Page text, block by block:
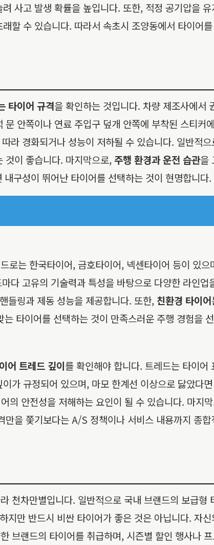
사고 발생 확률을 높입니다. 또한, 적정 공기압을
할 수 있습니다. 따라서 속초시 조양동에서 타이어
타이어 규격을 확인하는 것입니다. 차량 제조사에서
안쪽이나 연료 주입구 덮개 안쪽에 부착된 스티커
라 경화되거나 성능이 저하될 수 있습니다. 일반적
것이 좋습니다. 마지막으로, 주행 환경과 운전 습관을
구성이 뛰어난 타이어를 선택하는 것이 현명합니다.
로는 한국타이어, 금호타이어, 넥센타이어 등이 있
다 고유의 기술력과 특성을 바탕으로 다양한 라인업
들링과 제동 성능을 제공합니다. 또한, 친환경 타이어
타이어를 선택하는 것이 만족스러운 주행 경험을
어 트레드 깊이를 확인해야 합니다. 트레드는 타이어
가 규정되어 있으며, 마모 한계선 이상으로 닳았다
의 안전성을 저해하는 요인이 될 수 있습니다. 마지
을 쫓기보다는 A/S 정책이나 서비스 내용까지 종
천차만별입니다. 일반적으로 국내 브랜드의 보급형
만 반드시 비싼 타이어가 좋은 것은 아닙니다. 자
브랜드의 타이어를 취급하며, 시즌별 할인 행사나